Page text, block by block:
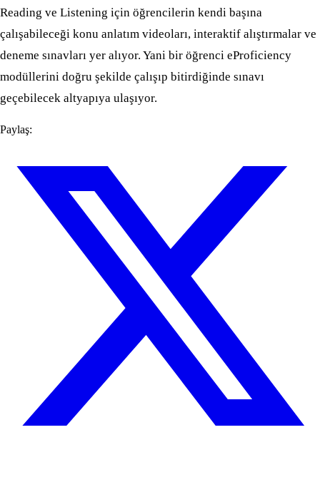
Reading ve Listening için öğrencilerin kendi başına
çalışabileceği konu anlatım videoları, interaktif alıştırmalar ve
deneme sınavları yer alıyor. Yani bir öğrenci eProficiency
modüllerini doğru şekilde çalışıp bitirdiğinde sınavı
geçebilecek altyapıya ulaşıyor.
Paylaş: